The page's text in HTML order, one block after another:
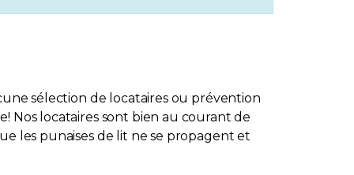
sélection de locataires ou prévention
Nos locataires sont bien au courant de
les punaises de lit ne se propagent et